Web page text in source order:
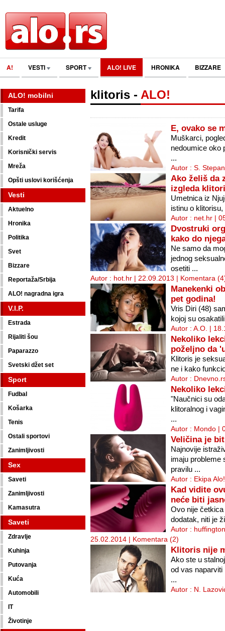
A! VESTI SPORT ALO! LIVE HRONIKA BIZZARE
ALO! mobilni
Tarifa
Ostale usluge
Kredit
Korisnički servis
Mreža
Opšti uslovi korišćenja
Vesti
Aktuelno
Hronika
Politika
Svet
Bizzare
Reportaža/Srbija
ALO! nagradna igra
V.I.P.
Estrada
Rijaliti šou
Paparazzo
Svetski džet set
Sport
Fudbal
Košarka
Tenis
Ostali sportovi
Zanimljivosti
Sex
Saveti
Zanimljivosti
Kamasutra
Saveti
Zdravlje
Kuhinja
Putovanja
Kuća
Automobili
IT
Životinje
klitoris - ALO!
E, ovako se
Muškarci,
nedoumice oko
...
Autor : S.
Ako želiš da
izgleda
Umetnica iz
istinu o
Autor : net.hr |
Dvostruki
kako do
Ne samo da
jednog
osetiti ...
Autor : hot.hr | 22.09.2013 | Komentara
Manekenki
pet godina!
Vris Diri (48)
kojoj su
Autor : A.O. |
Nekoliko
poželjno da
Klitoris je
ne i kako
Autor :
Nekoliko
"Naučnici su
klitoralnog i
...
Autor : Mondo |
Veličina je
Najnovije
imaju probleme
pravilu ...
Autor : Ekipa
Kad vidite
neće biti
Ovo nije
dodatak, niti je
Autor :
25.02.2014 |
Komentara (2)
Klitoris nije
Ako ste u
od vas
...
Autor : N.